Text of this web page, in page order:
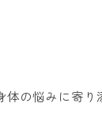
の悩みに寄